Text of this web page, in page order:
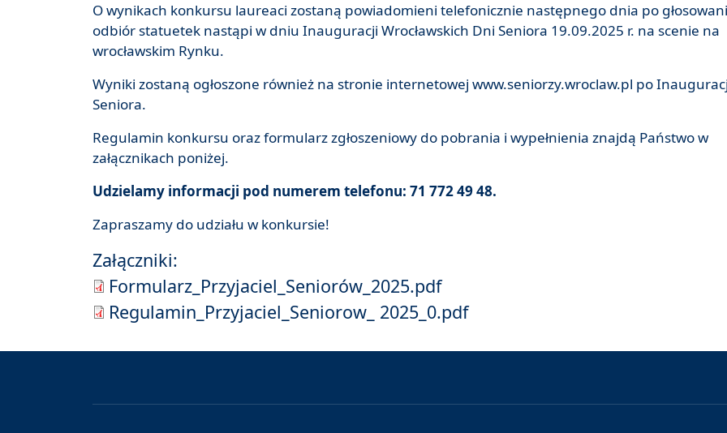
O wynikach konkursu laureaci zostaną powiadomieni telefonicznie następnego dnia po
odbiór statuetek nastąpi w dniu Inauguracji Wrocławskich Dni Seniora 19.09.2025 r. na scenie na
wrocławskim Rynku.
Wyniki zostaną ogłoszone również na stronie internetowej www.seniorzy.wroclaw.pl po
Seniora.
Regulamin konkursu oraz formularz zgłoszeniowy do pobrania i wypełnienia znajdą Państwo w
załącznikach poniżej.
Udzielamy informacji pod numerem telefonu: 71 772 49 48.
Zapraszamy do udziału w konkursie!
Załączniki:
Formularz_Przyjaciel_Seniorów_2025.pdf
Regulamin_Przyjaciel_Seniorow_ 2025_0.pdf